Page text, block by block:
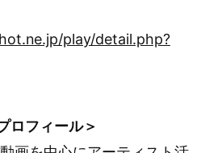
play/detail.php?
ロフィール＞